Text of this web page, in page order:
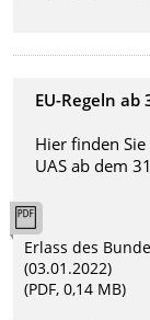
EU-Regeln ab
Hier finden
UAS ab dem
Erlass des
(03.01.2022)
(PDF, 0,14 MB)